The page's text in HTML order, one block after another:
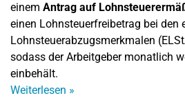
einem Antrag auf
einen Lohnsteuerfreibetrag bei den
Lohnsteuerabzugsmerkmalen
sodass der Arbeitgeber monatlich
einbehält.
Weiterlesen »